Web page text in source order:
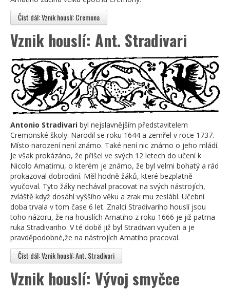
Číst dál: Vznik houslí: Cremona
Vznik houslí: Ant. Stradivari
Antonio Stradivari byl nejslavnějším představitelem
Cremonské školy. Narodil se roku 1644 a zemřel v roce 1737.
Místo narození není známo. Také není nic známo o jeho mládí.
Je však prokázáno, že přišel ve svých 12 letech do učení k
Nicolo Amatimu, o kterém je známo, že byl velmi bohatý a rád
prokazoval dobrodiní. Měl hodně žáků, které bezplatně
vyučoval. Tyto žáky nechával pracovat na svých nástrojích,
zvláště když dosáhl vyššího věku a zrak mu zeslábl. Učební
doba trvala v tom čase 6 let. Znalci Stradivariho houslí jsou
toho názoru, že na houslích Amatiho z roku 1666 je již patrna
ruka Stradivariho. V té době již byl Stradivari vyučen a je
pravděpodobné,že na nástrojích Amatiho pracoval.
Číst dál: Vznik houslí: Ant. Stradivari
Vznik houslí: Vývoj smyčce